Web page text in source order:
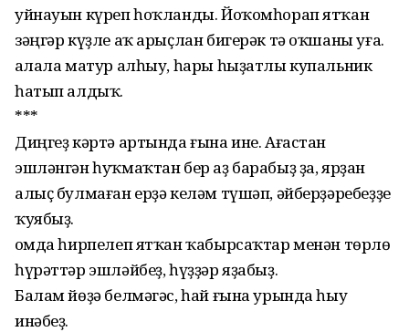
уйнауын күреп һоҡланды. Йоҡомһорап ятҡан
зәңгәр күҙле аҡ арыҫлан бигерәк тә оҡшаны уға.
Ҡалала матур алһыу, һары һыҙатлы купальник
һатып алдыҡ.
***
Диңгеҙ кәртә артында ғына ине. Ағастан
эшләнгән һуҡмаҡтан бер аҙ барабыҙ ҙа, ярҙан
алыҫ булмаған ерҙә келәм түшәп, әйберҙәребеҙҙе
ҡуябыҙ.
Ҡомда һирпелеп ятҡан ҡабырсаҡтар менән төрлө
һүрәттәр эшләйбеҙ, һүҙҙәр яҙабыҙ.
Балам йөҙә белмәгәс, һай ғына урында һыу
инәбеҙ.